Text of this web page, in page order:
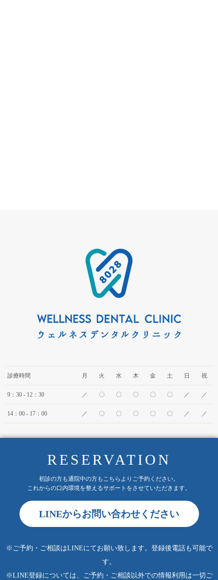
診療時間 月 火 水 木 金 土 日 祝
9：30 - 12：30 ／ 〇 〇 〇 〇 〇 ／ ／
14：00 - 17：00 ／ 〇 〇 〇 〇 〇 ／ ／
RESERVATION
初診の方も通院中の方もこちらよりご予約ください。
これからの口内環境を整えるサポートをさせていただきます。
LINEからお問い合わせください
※ご予約・ご相談はLINEにてお願い致します。登録後電話も可能で
す。
※LINE登録については、ご予約・ご相談以外での情報利用は一切ご